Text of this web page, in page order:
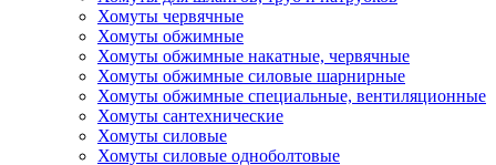
Хомуты червячные
Хомуты обжимные
Хомуты обжимные накатные, червячные
Хомуты обжимные силовые шарнирные
Хомуты обжимные специальные, вентиляционные
Хомуты сантехнические
Хомуты силовые
Хомуты силовые одноболтовые